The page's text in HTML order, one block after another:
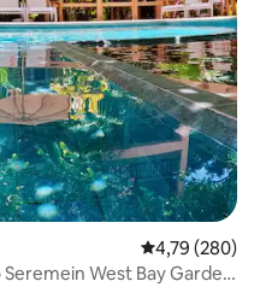
4,79 de uma
4,79 (280)
West Bay Garden